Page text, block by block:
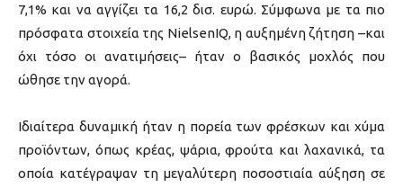
7,1% και να αγγίζει τα 16,2 δισ. ευρώ. Σύμφωνα με τα πιο
πρόσφατα στοιχεία της NielsenIQ, η αυξημένη ζήτηση –και
όχι τόσο οι ανατιμήσεις– ήταν ο βασικός μοχλός που
ώθησε την αγορά.
Ιδιαίτερα δυναμική ήταν η πορεία των φρέσκων και χύμα
προϊόντων, όπως κρέας, ψάρια, φρούτα και λαχανικά, τα
οποία κατέγραψαν τη μεγαλύτερη ποσοστιαία αύξηση σε